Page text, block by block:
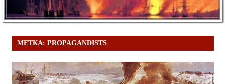
МЕТКА: PROPAGANDISTS